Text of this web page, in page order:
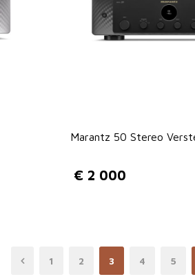
Marantz 50 Stereo
€ 2 000
1 2 3 4 5